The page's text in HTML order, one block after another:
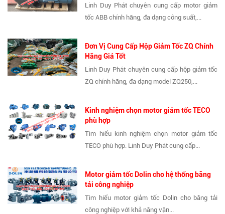
Linh Duy Phát chuyên cung cấp motor giảm
tốc ABB chính hãng, đa dạng công suất,...
Đơn Vị Cung Cấp Hộp Giảm Tốc ZQ Chính
Hãng Giá Tốt
Linh Duy Phát chuyên cung cấp hộp giảm tốc
ZQ chính hãng, đa dạng model ZQ250,...
Kinh nghiệm chọn motor giảm tốc TECO
phù hợp
Tìm hiểu kinh nghiệm chọn motor giảm tốc
TECO phù hợp. Linh Duy Phát cung cấp...
Motor giảm tốc Dolin cho hệ thống băng
tải công nghiệp
Tìm hiểu motor giảm tốc Dolin cho băng tải
công nghiệp với khả năng vận...